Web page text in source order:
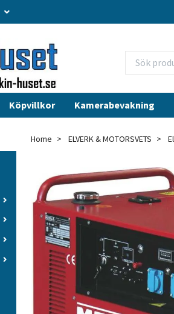
Köpvillkor Kamerabevakning
Home ELVERK & MOTORSVETS